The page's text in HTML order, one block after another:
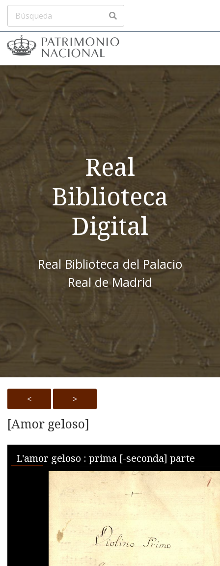
Real
Biblioteca
Digital
Real Biblioteca del Palacio
Real de Madrid
< >
[Amor geloso]
Media Viewer
L'amor geloso : prima [-seconda] parte